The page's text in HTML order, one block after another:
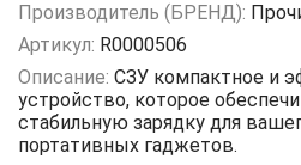
Производитель (БРЕНД):
Артикул: R0000506
Описание: СЗУ компактное и
устройство, которое
стабильную зарядку для
портативных гаджетов.